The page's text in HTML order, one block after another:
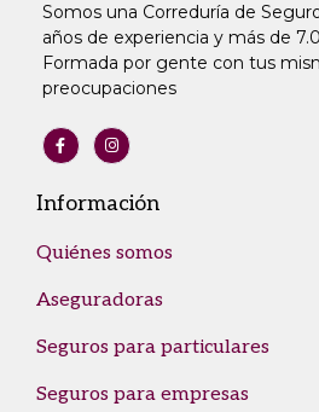
Somos una Correduría de
años de experiencia y más de
Formada por gente con tus
preocupaciones
Información
Quiénes somos
Aseguradoras
Seguros para particulares
Seguros para empresas